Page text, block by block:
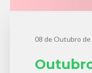
08 de Outubro de